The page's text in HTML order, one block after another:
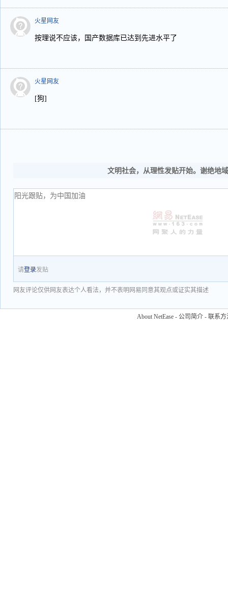
火星网友
按理说不应该，国产数据库已达到先进水平了
火星网友
[狗]
文明社会，从理性发贴开始。谢绝地
请登录发贴
网友评论仅供网友表达个人看法，并不表明网易同意其观点或证实其描述
About NetEase - 公司简介 - 联系方